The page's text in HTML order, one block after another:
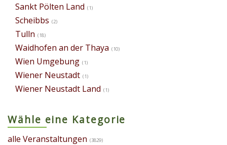
Sankt Pölten Land (1)
Scheibbs (2)
Tulln (18)
Waidhofen an der Thaya (10)
Wien Umgebung (1)
Wiener Neustadt (1)
Wiener Neustadt Land (1)
Wähle eine Kategorie
alle Veranstaltungen (3829)